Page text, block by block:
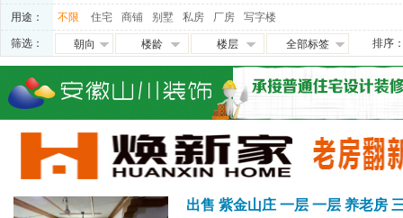
用途： 不限 住宅 商铺 别墅 私房 厂房 写字楼
筛选：
朝向
朝西
朝南
楼龄
5-10年
10-15年
楼层
中层
低层
地下室
全部标签
满五唯一
交通便利
学区房
随时看房
独家房源
采光好
排序
出售 紫金山庄 一层 一层 养老房